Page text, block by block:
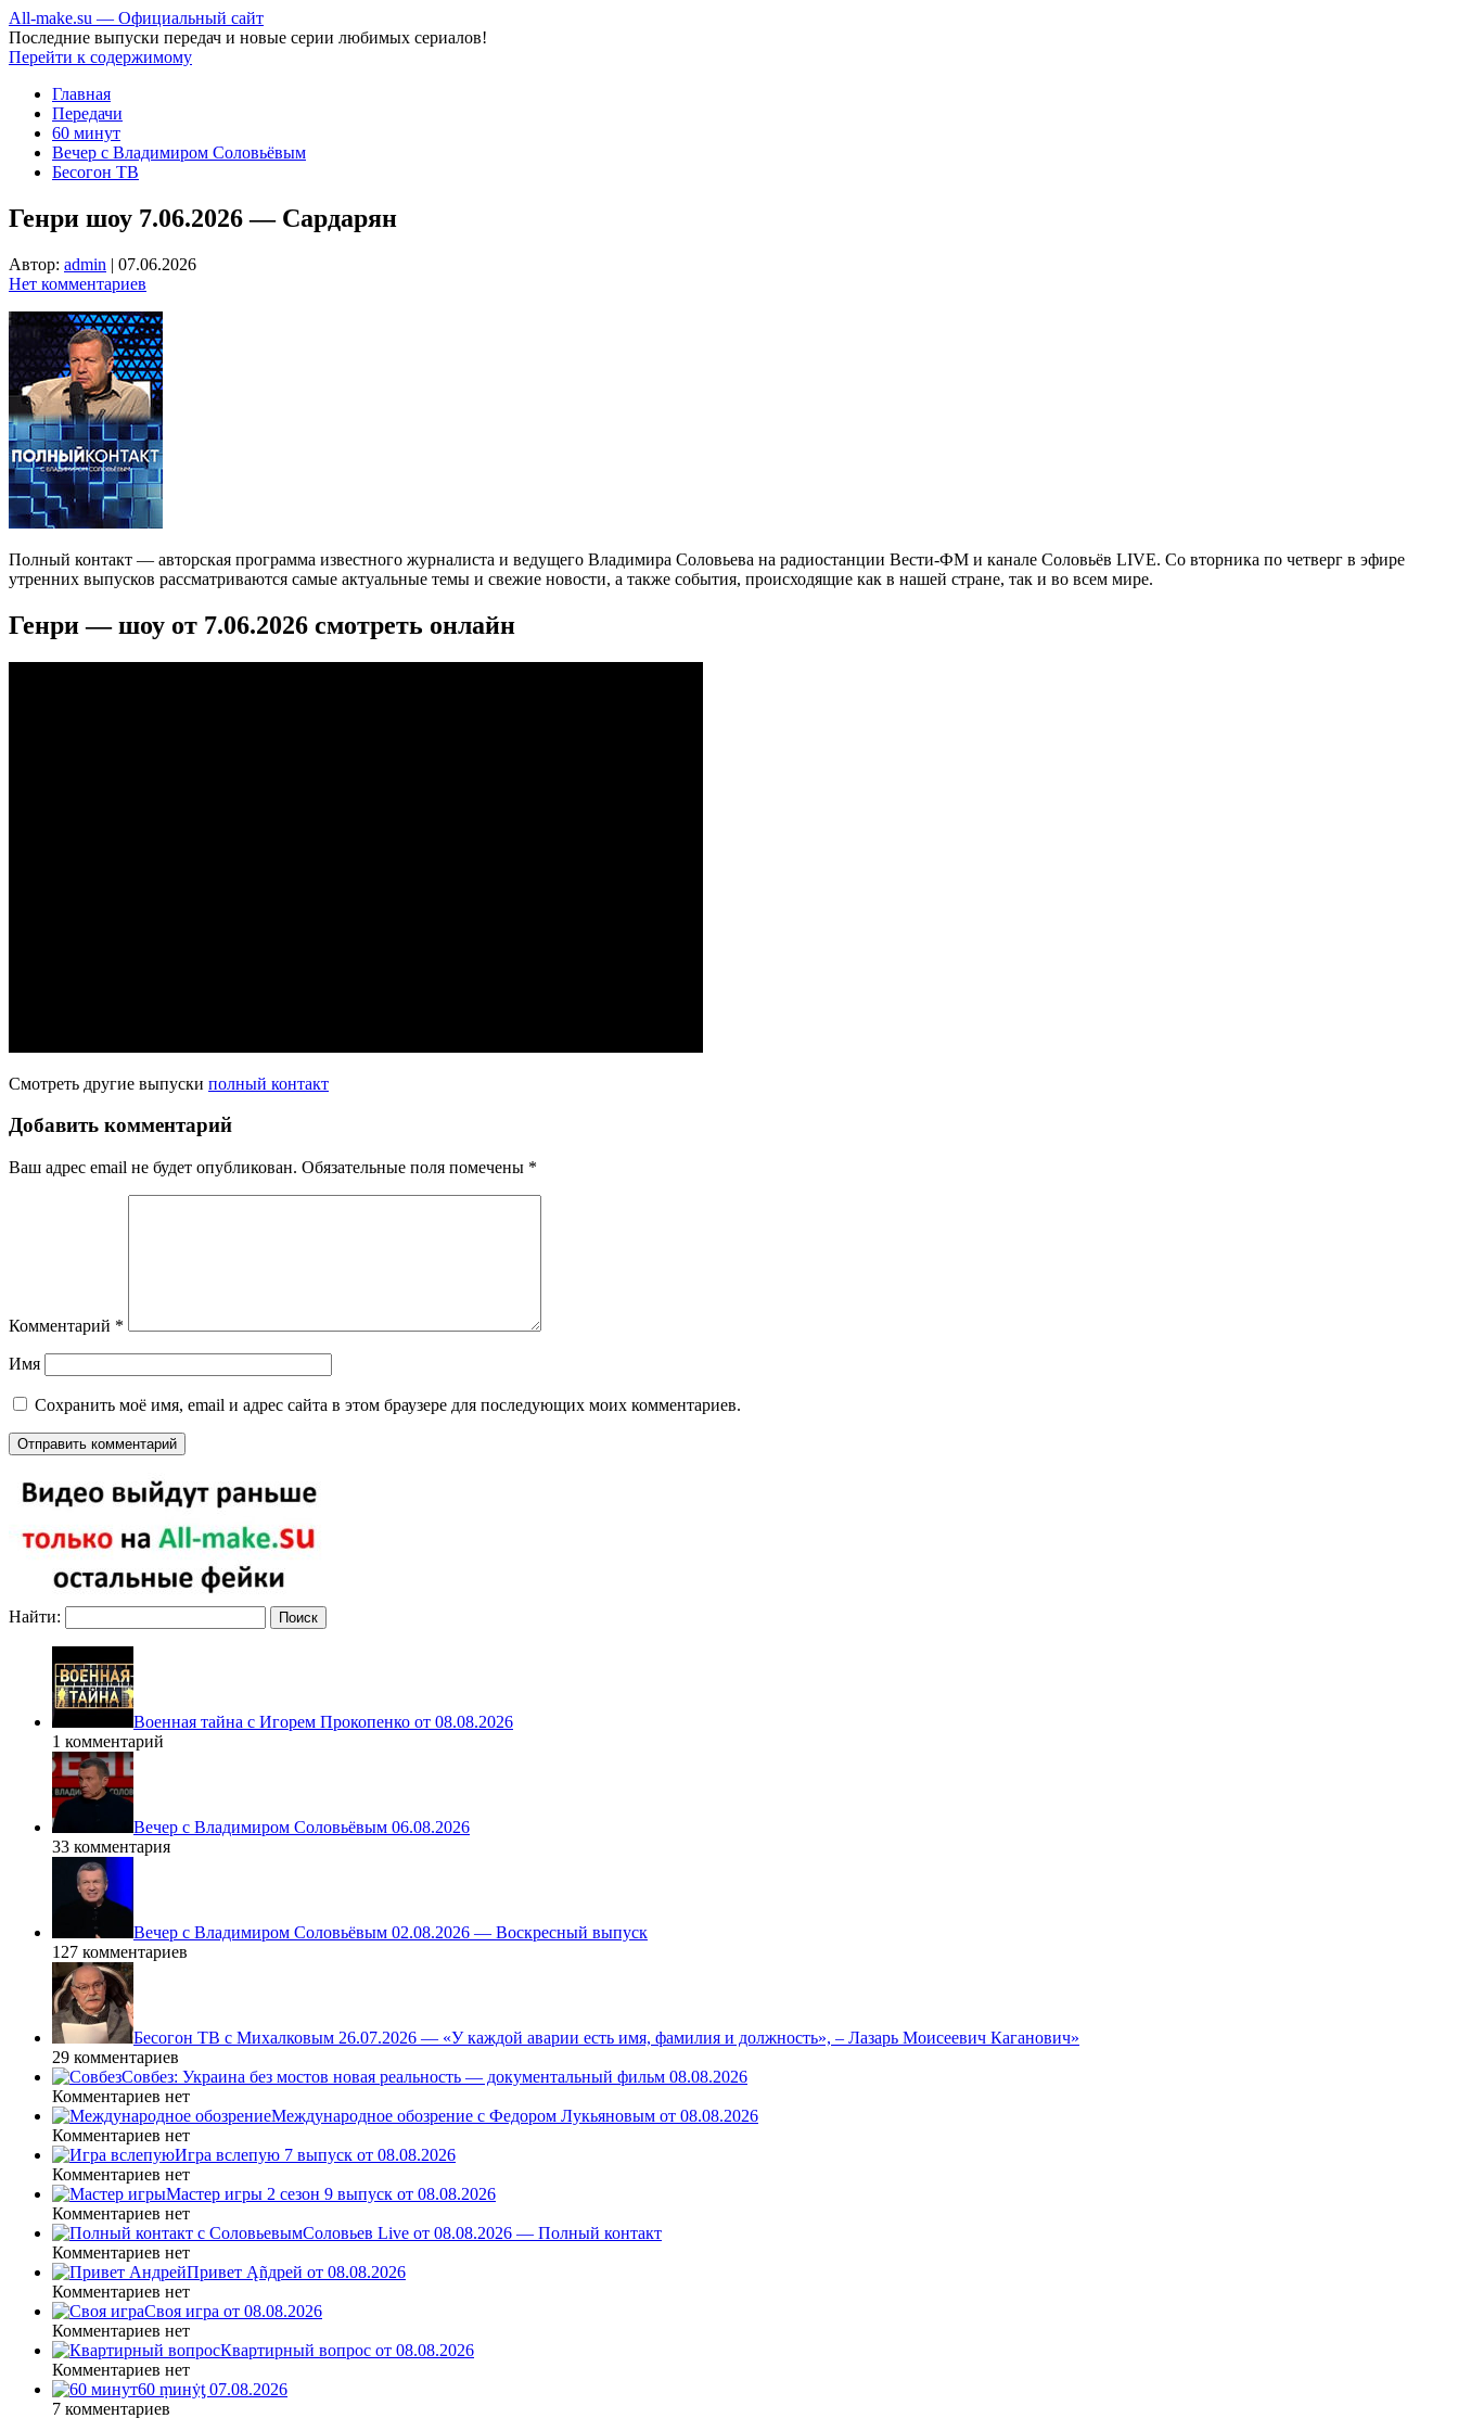
All-make.su — Официальный сайт
Последние выпуски передач и новые серии любимых сериалов!
Перейти к содержимому
Главная
Передачи
60 минут
Вечер с Владимиром Соловьёвым
Бесогон ТВ
Генри шоу 7.06.2026 — Сардарян
Автор: admin | 07.06.2026
Нет комментариев
Полный контакт — авторская программа известного журналиста и ведущего Владимира Соловьева на радиостанции Вести-ФМ и канале Соловьёв LIVE. Со вторника по четверг в эфире
утренних выпусков рассматриваются самые актуальные темы и свежие новости, а также события, происходящие как в нашей стране, так и во всем мире.
Генри — шоу от 7.06.2026 смотреть онлайн
Смотреть другие выпуски полный контакт
Добавить комментарий
Ваш адрес email не будет опубликован. Обязательные поля помечены *
Комментарий *
Имя
Сохранить моё имя, email и адрес сайта в этом браузере для последующих моих комментариев.
Найти:
Военная тайна с Игорем Прокопенко от 08.08.2026
1 комментарий
Вечер с Владимиром Соловьёвым 06.08.2026
33 комментария
Вечер с Владимиром Соловьёвым 02.08.2026 — Воскресный выпуск
127 комментариев
Бесогон ТВ с Михалковым 26.07.2026 — «У каждой аварии есть имя, фамилия и должность», – Лазарь Моисеевич Каганович»
29 комментариев
Совбез: Украина без мостов новая реальность — документальный фильм 08.08.2026
Комментариев нет
Международное обозрение с Федором Лукьяновым от 08.08.2026
Комментариев нет
Игра вслепую 7 выпуск от 08.08.2026
Комментариев нет
Мастер игры 2 сезон 9 выпуск от 08.08.2026
Комментариев нет
Соловьев Live от 08.08.2026 — Полный контакт
Комментариев нет
Привет Ąñдpей от 08.08.2026
Комментариев нет
Своя игра от 08.08.2026
Комментариев нет
Квартирный вопрос от 08.08.2026
Комментариев нет
60 ṃинẏƫ 07.08.2026
7 комментариев